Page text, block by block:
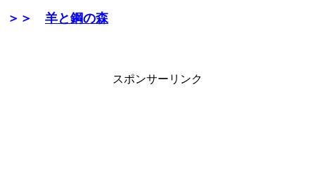
＞＞ 羊と鋼の森
スポンサーリンク